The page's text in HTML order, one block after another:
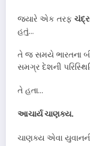
જ્યારે એક તરફ
હતું…
તે જ સમયે ભારતના
સમગ્ર દેશની
તે હતા…
આચાર્ય ચાણક્ય.
ચાણક્ય એવા